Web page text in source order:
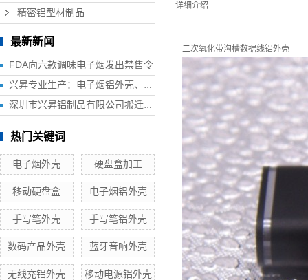
精密铝型材制品
最新新闻
FDA向六款调味电子烟发出禁售令
兴昇专业生产：电子烟铝外壳、电子烟外壳、HUB铝外壳、移动电源外壳、无线充铝外壳等铝制品外壳
深圳市兴昇铝制品有限公司搬迁联络函
热门关键词
电子烟外壳 硬盘盒加工
移动硬盘盒 电子烟铝外壳
手写笔外壳 手写笔铝外壳
数码产品外壳 蓝牙音响外壳
无线充铝外壳 移动电源铝外壳
详细介绍
二次氧化带沟槽数据线铝外壳